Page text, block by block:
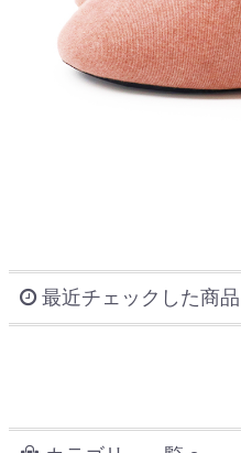
最近チェックした商品